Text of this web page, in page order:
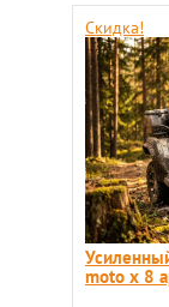
Скидка!
moto x 8